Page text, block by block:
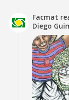
Facmat
Diego